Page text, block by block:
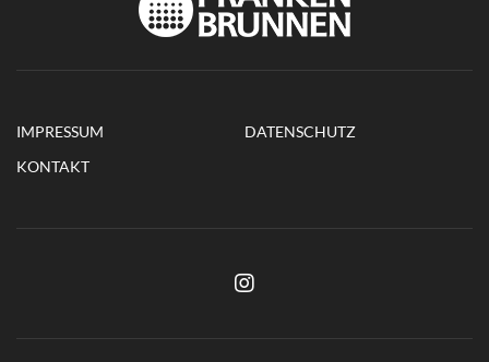
IMPRESSUM
DATENSCHUTZ
KONTAKT